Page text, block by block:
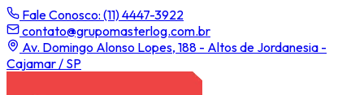
Fale Conosco: (11) 4447-3922
contato@grupomasterlog.com.br
Av. Domingo Alonso Lopes, 188 - Altos de Jordanesia -
Cajamar / SP